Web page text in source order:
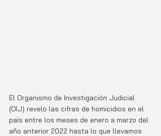
El Organismo de Investigación Judicial
(OIJ) revelo las cifras de homicidios en el
país entre los meses de enero a marzo del
año anterior 2022 hasta lo que llevamos